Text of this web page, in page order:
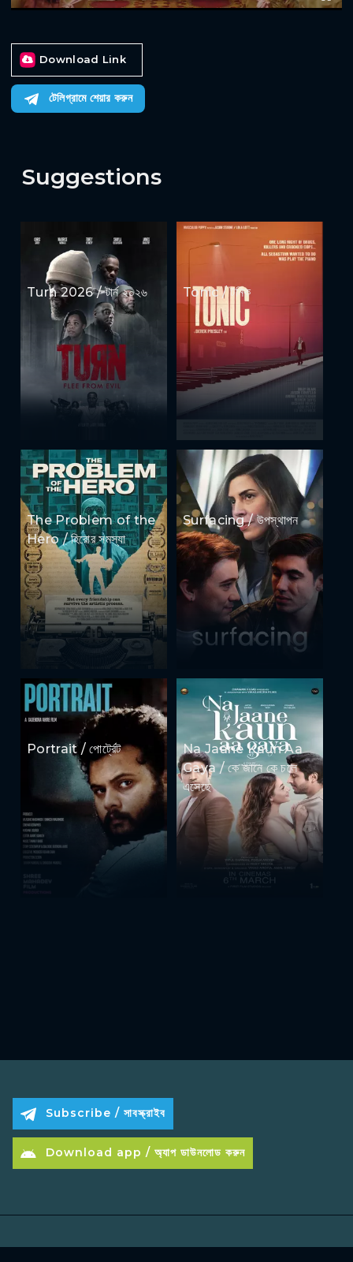
Download Link
টেলিগ্রামে শেয়ার করুন
Suggestions
Turn 2026 / টার্ন ২০২৬ Tonic / টনিক
The Problem of the
Hero / হিরোর সমস্যা
Surfacing / উপস্থাপন
Portrait / পোর্ট্রেট
Na Jaane Kaun Aa
Gaya / কে জানে কে চলে
এসেছে
Subscribe / সাবস্ক্রাইব
Download app / অ্যাপ ডাউনলোড করুন